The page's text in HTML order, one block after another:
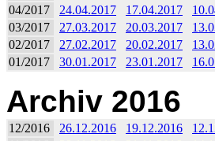
04/2017
24.04.2017 17.04.2017
03/2017
27.03.2017 20.03.2017
02/2017
27.02.2017 20.02.2017
01/2017
30.01.2017 23.01.2017
Archiv 2016
12/2016 26.12.2016 19.12.2016